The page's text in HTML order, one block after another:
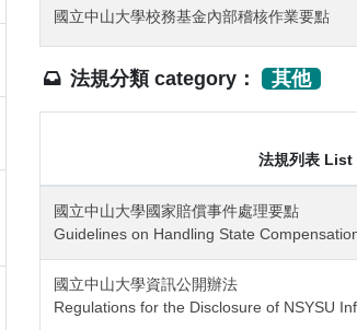
國立中山大學校務基金內部稽核作業要點
法規分類 category： 其他
法規列表 List
國立中山大學國家賠償事件處理要點
Guidelines on Handling State
國立中山大學資訊公開辦法
Regulations for the Disclosure of NSYSU